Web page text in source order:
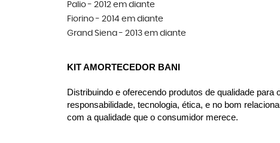
Palio - 2012 em diante
Fiorino - 2014 em diante
Grand Siena - 2013 em diante
KIT AMORTECEDOR BANI
Distribuindo e oferecendo produtos de qualidade
responsabilidade, tecnologia, ética, e no bom
com a qualidade que o consumidor merece.